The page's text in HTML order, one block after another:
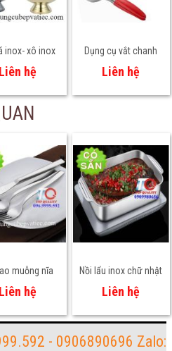
inox- xô inox
rượu BW3824
Liên hệ
Dụng cụ vắt chanh
loại dày chuyên
Liên hệ
muỗng nĩa
cao cấp
Liên hệ
Nồi lẩu inox chữ nhật
Liên hệ
- 0906890696 Zalo: